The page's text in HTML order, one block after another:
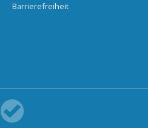
Barrierefreiheit